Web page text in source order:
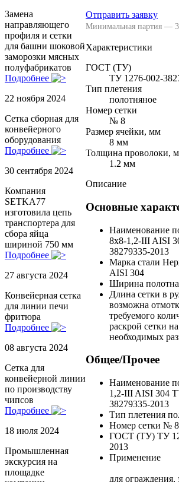
Замена
направляющего
профиля и сетки
для башни шоковой
заморозки мясных
полуфабрикатов
Подробнее
22 ноября 2024
Сетка сборная для
конвейерного
оборудования
Подробнее
30 сентября 2024
Компания
SETKA77
изготовила цепь
транспортера для
сбора яйца
шириной 750 мм
Подробнее
27 августа 2024
Конвейерная сетка
для линии печи
фритюра
Подробнее
08 августа 2024
Сетка для
конвейерной линии
по производству
чипсов
Подробнее
18 июля 2024
Промышленная
экскурсия на
площадке
Отправить заявку
Минимальная партия —
Характеристики
ГОСТ (ТУ)
ТУ 1276-002-
Тип плетения
полотняное
Номер сетки
№ 8
Размер ячейки, мм
8 мм
Толщина проволоки,
1.2 мм
Описание
Основные
Наименование
8х8-1,2-III AISI
38279335-2013
Марка стали
AISI 304
Ширина полотна
Длина сетки в
возможна
требуемого
раскрой сетки
необходимых
Общее/Прочее
Наименование
1,2-III AISI 304
38279335-2013
Тип плетения
Номер сетки № 8
ГОСТ (ТУ) ТУ
2013
Применение
для ограждения,